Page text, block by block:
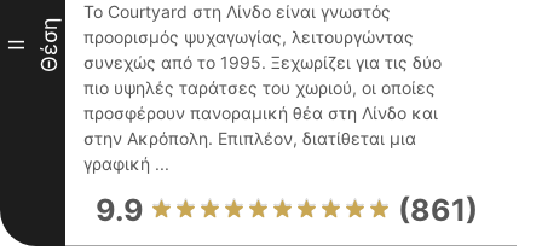
II Θέση
Το Courtyard στη Λίνδο είναι γνωστός
προορισμός ψυχαγωγίας, λειτουργώντας
συνεχώς από το 1995. Ξεχωρίζει για τις δύο
πιο υψηλές ταράτσες του χωριού, οι οποίες
προσφέρουν πανοραμική θέα στη Λίνδο και
στην Ακρόπολη. Επιπλέον, διατίθεται μια
γραφική ...
9.9 (861)